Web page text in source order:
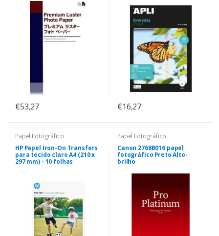
€53,27 €16,27
Papel Fotográfico
HP Papel Iron-On Transfers
para tecido claro A4 (210 x
297 mm) - 10 folhas
Papel Fotográfico
Canon 2768B016 papel
fotográfico Preto Alto-
brilho